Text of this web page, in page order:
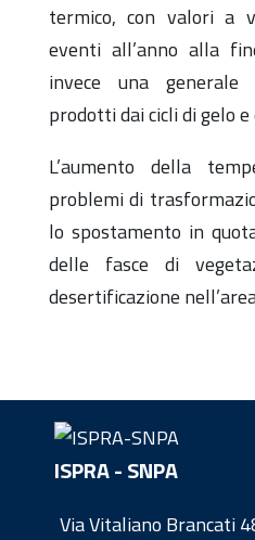
termico, con valori a
eventi all’anno alla
invece una
prodotti dai cicli di gelo e
L’aumento della
problemi di
lo spostamento in
delle fasce di
desertificazione
ISPRA - SNPA
Via Vitaliano Brancati